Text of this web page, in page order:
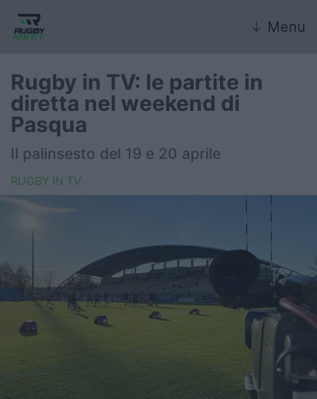
↓ Menu
Nazionale
Nazionali giovanili
Rugby Sevens
6 Nazioni
United Rugby Championship
Top14
Rugby in TV: le partite in
diretta nel weekend di
Pasqua
Il palinsesto del 19 e 20 aprile
RUGBY IN TV